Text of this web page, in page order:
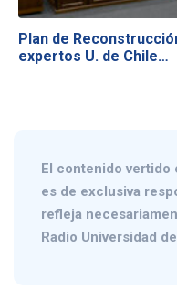
Plan de
expertos U. de Chile…
El contenido vertido
es de exclusiva
refleja
Radio Universidad